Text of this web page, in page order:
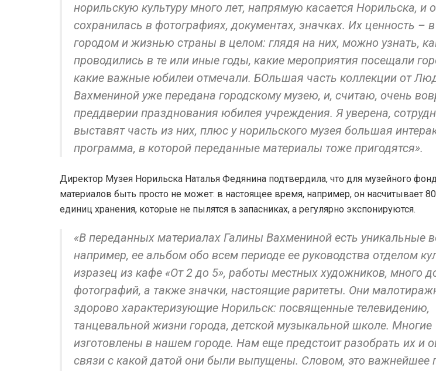
норильскую культуру много лет, напрямую касается Норильска, и
сохранилась в фотографиях, документах, значках. Их ценность –
городом и жизнью страны в целом: глядя на них, можно узнать,
проводились в те или иные годы, какие мероприятия посещали
какие важные юбилеи отмечали. БОльшая часть коллекции от
Вахмениной уже передана городскому музею, и, считаю, очень
преддверии празднования юбилея учреждения. Я уверена,
выставят часть из них, плюс у норильского музея большая
программа, в которой переданные материалы тоже пригодятся».
Директор Музея Норильска Наталья Федянина подтвердила, что для музейного
материалов быть просто не может: в настоящее время, например, он насчитывает
единиц хранения, которые не пылятся в запасниках, а регулярно экспонируются.
«В переданных материалах Галины Вахмениной есть уникальные
например, ее альбом обо всем периоде ее руководства отделом
изразец из кафе «От 2 до 5», работы местных художников, много
фотографий, а также значки, настоящие раритеты. Они
здорово характеризующие Норильск: посвященные телевидению,
танцевальной жизни города, детской музыкальной школе. Многие
изготовлены в нашем городе. Нам еще предстоит разобрать их и
связи с какой датой они были выпущены. Словом, это важнейшее